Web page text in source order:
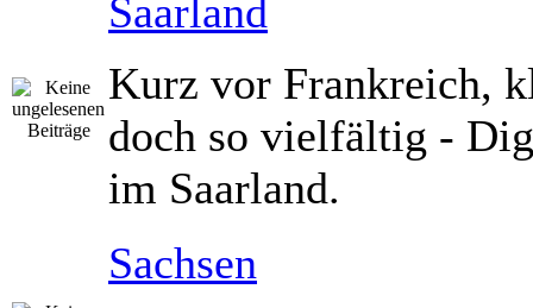
Saarland
Kurz vor Frankreich,
doch so vielfältig -
im Saarland.
Sachsen